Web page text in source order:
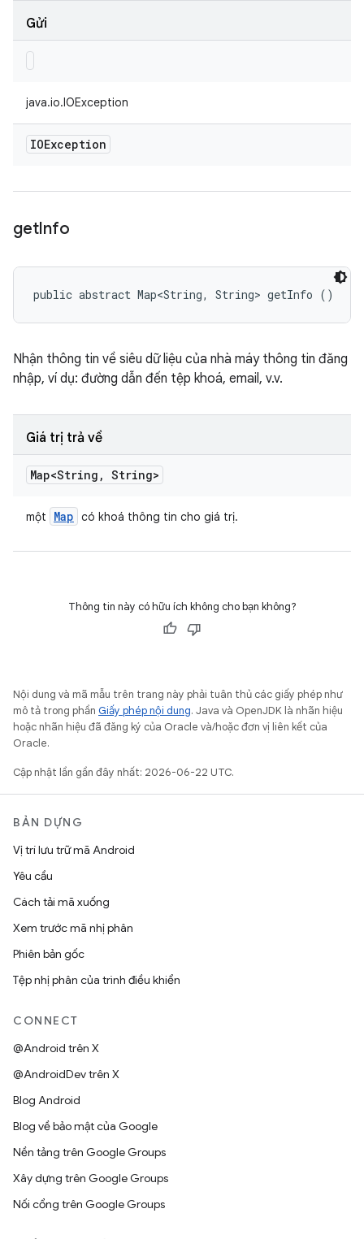
Gửi
java.io.IOException
IOException
getInfo
public abstract Map<String, String> getInfo ()
Nhận thông tin về siêu dữ liệu của nhà máy thông tin đăng
nhập, ví dụ: đường dẫn đến tệp khoá, email, v.v.
Giá trị trả về
Map<String , String>
một Map có khoá thông tin cho giá trị.
Thông tin này có hữu ích không cho bạn không?
Nội dung và mã mẫu trên trang này phải tuân thủ các giấy phép như
mô tả trong phần Giấy phép nội dung. Java và OpenJDK là nhãn hiệu
hoặc nhãn hiệu đã đăng ký của Oracle và/hoặc đơn vị liên kết của
Oracle.
Cập nhật lần gần đây nhất: 2026-06-22 UTC.
BẢN DỰNG
Vị trí lưu trữ mã Android
Yêu cầu
Cách tải mã xuống
Xem trước mã nhị phân
Phiên bản gốc
Tệp nhị phân của trình điều khiển
CONNECT
@Android trên X
@AndroidDev trên X
Blog Android
Blog về bảo mật của Google
Nền tảng trên Google Groups
Xây dựng trên Google Groups
Nối cổng trên Google Groups